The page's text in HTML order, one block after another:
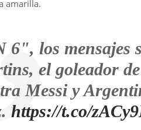
amarilla.
los mensajes
el goleador
Messi y
https://t.co/